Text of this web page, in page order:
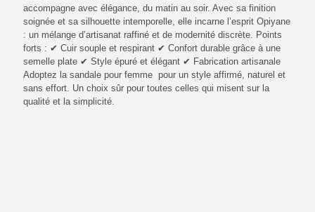
accompagne avec élégance, du matin au soir. Avec sa finition
soignée et sa silhouette intemporelle, elle incarne l’esprit Opiyane
: un mélange d’artisanat raffiné et de modernité discrète. Points
forts : ✔ Cuir souple et respirant ✔ Confort durable grâce à une
semelle plate ✔ Style épuré et élégant ✔ Fabrication artisanale
Adoptez la sandale pour femme pour un style affirmé, naturel et
sans effort. Un choix sûr pour toutes celles qui misent sur la
qualité et la simplicité.